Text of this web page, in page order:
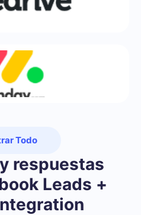
Todo
respuestas
Leads +